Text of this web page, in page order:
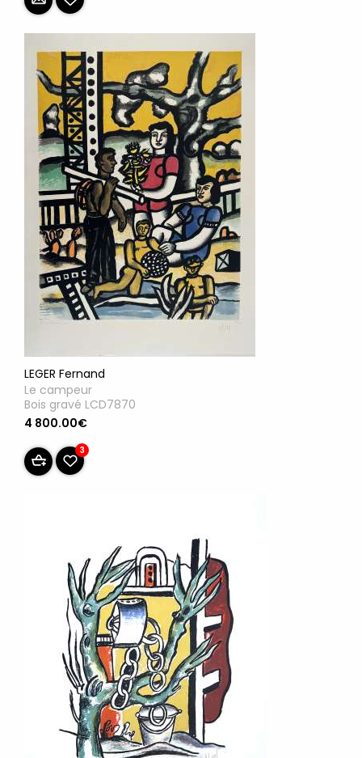
LEGER Fernand
Le campeur
Bois gravé LCD7870
4 800.00€
3